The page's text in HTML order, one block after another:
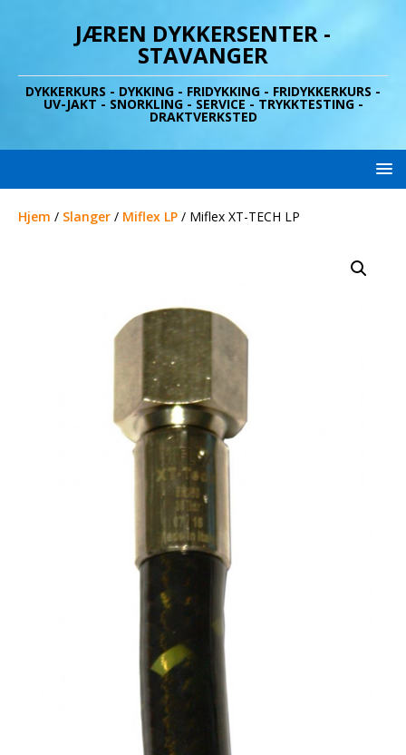
JÆREN DYKKERSENTER -
STAVANGER
DYKKERKURS - DYKKING - FRIDYKKING - FRIDYKKERKURS -
UV-JAKT - SNORKLING - SERVICE - TRYKKTESTING -
DRAKTVERKSTED
Hjem / Slanger / Miflex LP / Miflex XT-TECH LP